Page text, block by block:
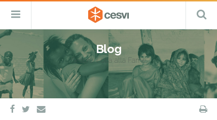
Salta
al
contenuto
CESVI
Fondazione
–
ETS
Cooperazione,
Emergenza
e
Sviluppo
Menu
Blog
Settore:Lotta alla Fame
facebook
twitter
e-